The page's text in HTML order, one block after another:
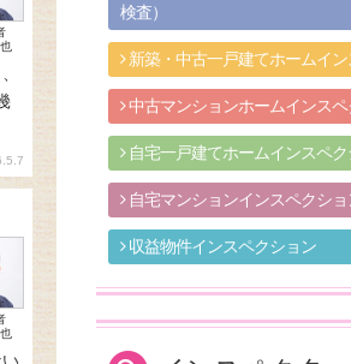
検査）
新築・中古一戸建てホームイ
中古マンションホームインスペ
自宅一戸建てホームインスペク
自宅マンションインスペクショ
収益物件インスペクション